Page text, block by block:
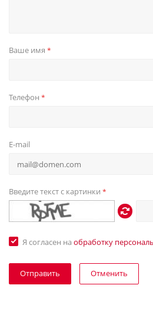
Ваше имя *
Телефон *
E-mail
Введите текст с картинки *
Я согласен на обработку
Отменить